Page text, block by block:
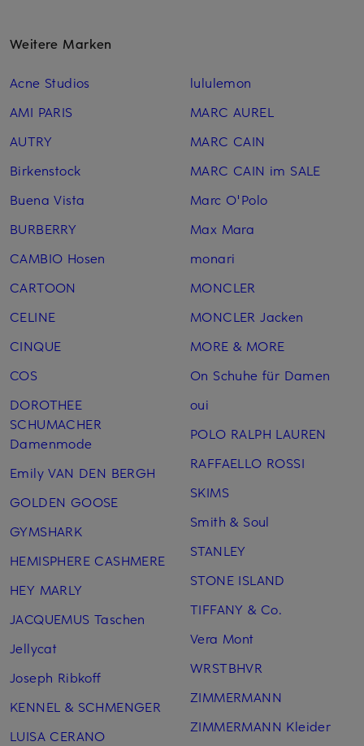
Weitere Marken
Acne Studios
AMI PARIS
AUTRY
Birkenstock
Buena Vista
BURBERRY
CAMBIO Hosen
CARTOON
CELINE
CINQUE
COS
DOROTHEE
SCHUMACHER
Damenmode
Emily VAN DEN BERGH
GOLDEN GOOSE
GYMSHARK
HEMISPHERE CASHMERE
HEY MARLY
JACQUEMUS Taschen
Jellycat
Joseph Ribkoff
KENNEL & SCHMENGER
LUISA CERANO
lululemon
MARC AUREL
MARC CAIN
MARC CAIN im SALE
Marc O'Polo
Max Mara
monari
MONCLER
MONCLER Jacken
MORE & MORE
On Schuhe für Damen
oui
POLO RALPH LAUREN
RAFFAELLO ROSSI
SKIMS
Smith & Soul
STANLEY
STONE ISLAND
TIFFANY & Co.
Vera Mont
WRSTBHVR
ZIMMERMANN
ZIMMERMANN Kleider